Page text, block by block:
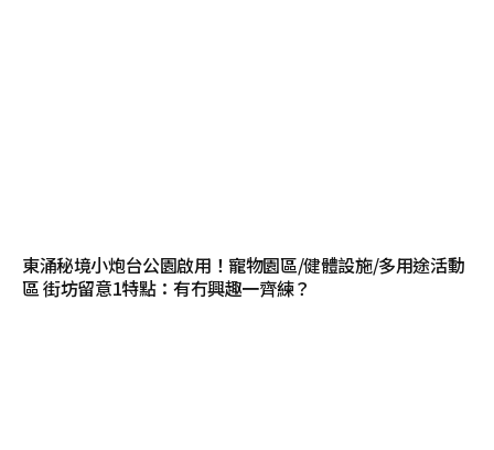
東涌秘境小炮台公園啟用！寵物園區/健體設施/多用途活動
區 街坊留意1特點：有冇興趣一齊練？